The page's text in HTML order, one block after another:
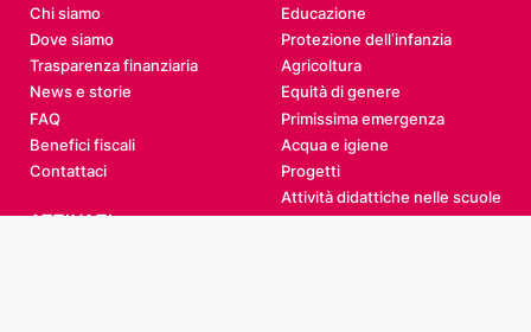
Chi siamo
Dove siamo
Trasparenza finanziaria
News e storie
FAQ
Benefici fiscali
Contattaci
Educazione
Protezione dell’infanzia
Agricoltura
Equità di genere
Primissima emergenza
Acqua e igiene
Progetti
Attività didattiche nelle scuole
ATTIVATI